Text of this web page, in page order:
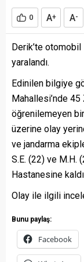
0 A+ A-
Derik’te
yaralandı.
Edinilen bilgiye
Mahallesi’nde
öğrenilemeyen
üzerine olay
ve jandarma
S.E. (22) ve M.H.
Hastanesine
Olay ile ilgili
Bunu paylaş:
Facebook